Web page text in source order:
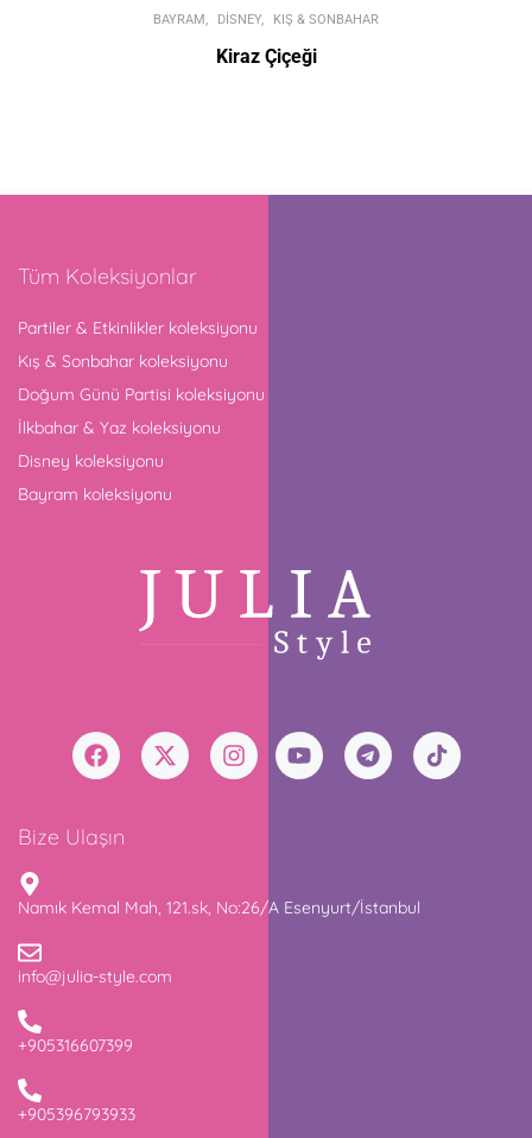
BAYRAM DISNEY KIŞ & SONBAHAR
Kiraz Çiçeği
Tüm Koleksiyonlar
Partiler & Etkinlikler koleksiyonu
Kış & Sonbahar koleksiyonu
Doğum Günü Partisi koleksiyonu
İlkbahar & Yaz koleksiyonu
Disney koleksiyonu
Bayram koleksiyonu
Bize Ulaşın
Namık Kemal Mah, 121.sk, No:26/A Esenyurt/İstanbul
info@julia-style.com
+905316607399
+905396793933